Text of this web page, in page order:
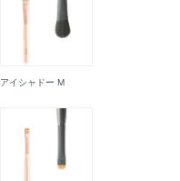
アイシャドー M